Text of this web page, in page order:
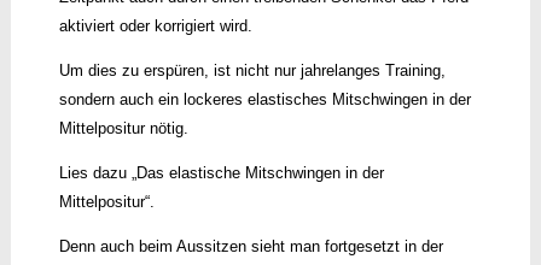
aktiviert oder korrigiert wird.
Um dies zu erspüren, ist nicht nur jahrelanges Training,
sondern auch ein lockeres elastisches Mitschwingen in der
Mittelpositur nötig.
Lies dazu „Das elastische Mitschwingen in der
Mittelpositur“.
Denn auch beim Aussitzen sieht man fortgesetzt in der